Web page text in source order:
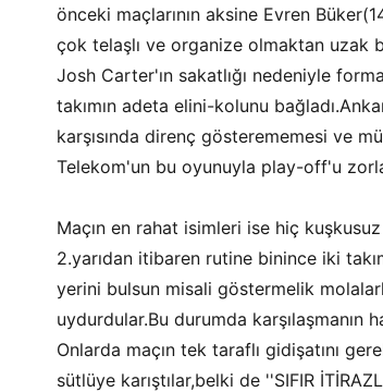
önceki maçlarının aksine Evren
çok telaşlı ve organize olmaktan uzak
Josh Carter'ın sakatlığı nedeniyle
takımın adeta elini-kolunu
karşısında direnç gösterememesi ve
Telekom'un bu oyunuyla play-off'u
Maçın en rahat isimleri ise hiç
2.yarıdan itibaren rutine binince iki
yerini bulsun misali göstermelik
uydurdular.Bu durumda karşılaşmanın
Onlarda maçın tek taraflı gidişatını
sütlüye karıştılar,belki de ''SIFIR